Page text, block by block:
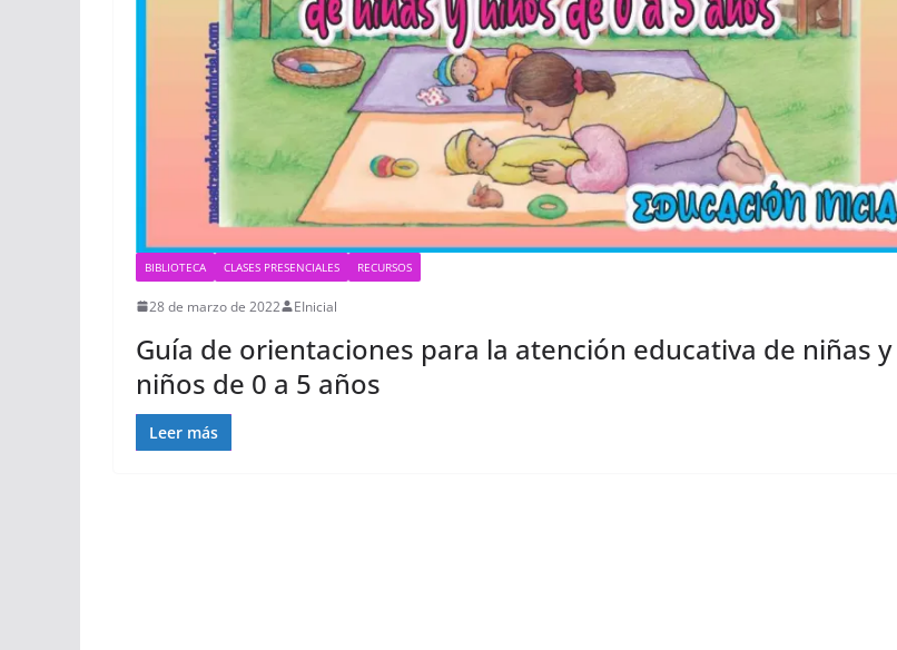
BIBLIOTECA CLASES PRESENCIALES RECURSOS
28 de marzo de 2022 EInicial
Guía de orientaciones para la atención educativa de niñas y
niños de 0 a 5 años
Leer más